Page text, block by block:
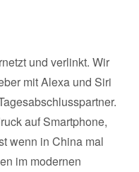
und verlinkt. Wir
mit Alexa und Siri
auf Smartphone,
wenn in China mal
im modernen